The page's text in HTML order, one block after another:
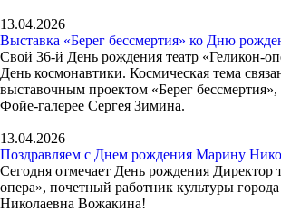
13.04.2026
Выставка «Берег бессмертия» ко Дню
Свой 36-й День рождения театр «Геликон-
День космонавтики. Космическая тема
выставочным проектом «Берег
Фойе-галерее Сергея Зимина.
13.04.2026
Поздравляем с Днем рождения Марину
Сегодня отмечает День рождения Директор
опера», почетный работник культуры
Николаевна Вожакина!